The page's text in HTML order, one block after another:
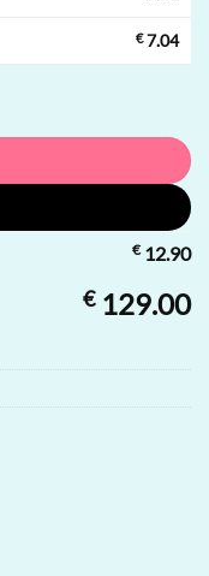
€7.04
vape nagykereskedelem
€12.90
€129.00